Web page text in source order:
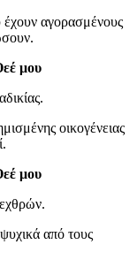
έχουν αγορασμένους
μου
οικογένειας
μου
από τους